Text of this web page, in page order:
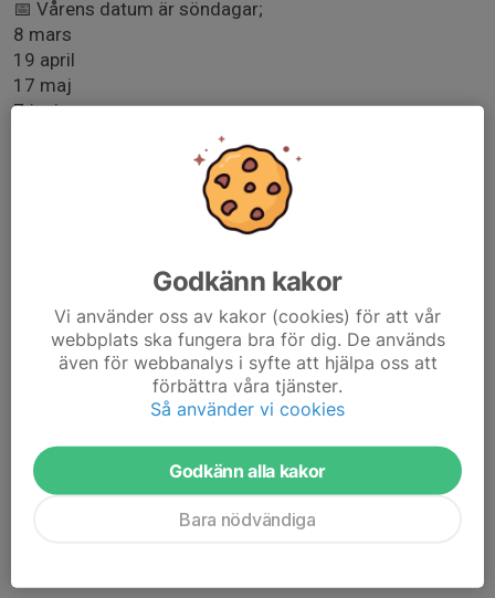
📅 Vårens datum är söndagar;
8 mars
19 april
17 maj
7 juni
⏰ Tid: Grupper startar från kl. 13.30. Varje pass är 30
minuter och vi avslutar dagen kl. 16.00. Man får givetvis
vara med på fler tillfällen!
via swish eller kontant (men ha då jämna kontanter!).
📩 Anmälan: Skicka ett mejl med barnets namn till
trk.ungdomssektionen@gmail.com senast lördagen
dagen innan - senast kl. 12.00. Glöm inte att anmäla i tid
så vi hinner planera grupperna!
Vi i USEK ser fram emot att träffa er i stallet! 😍🌟
Godkänn kakor
Vi använder oss av kakor (cookies) för att vår
webbplats ska fungera bra för dig. De används
även för webbanalys i syfte att hjälpa oss att
förbättra våra tjänster.
Så använder vi cookies
Godkänn alla kakor
Bara nödvändiga